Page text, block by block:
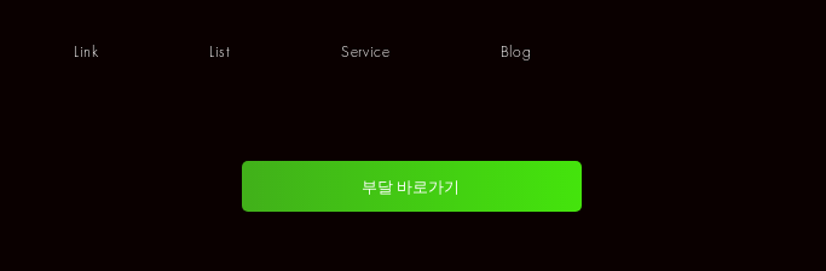
Link List Service Blog
부달 바로가기